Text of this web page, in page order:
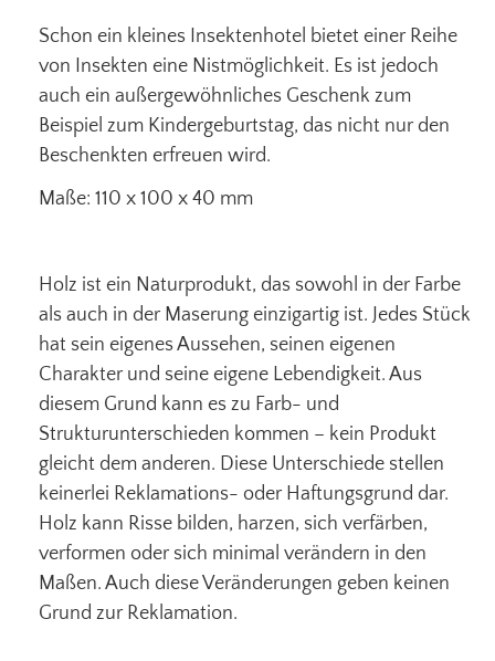
Schon ein kleines Insektenhotel bietet einer Reihe
von Insekten eine Nistmöglichkeit. Es ist jedoch
auch ein außergewöhnliches Geschenk zum
Beispiel zum Kindergeburtstag, das nicht nur den
Beschenkten erfreuen wird.
Maße: 110 x 100 x 40 mm
Holz ist ein Naturprodukt, das sowohl in der Farbe
als auch in der Maserung einzigartig ist. Jedes Stück
hat sein eigenes Aussehen, seinen eigenen
Charakter und seine eigene Lebendigkeit. Aus
diesem Grund kann es zu Farb- und
Strukturunterschieden kommen – kein Produkt
gleicht dem anderen. Diese Unterschiede stellen
keinerlei Reklamations- oder Haftungsgrund dar.
Holz kann Risse bilden, harzen, sich verfärben,
verformen oder sich minimal verändern in den
Maßen. Auch diese Veränderungen geben keinen
Grund zur Reklamation.